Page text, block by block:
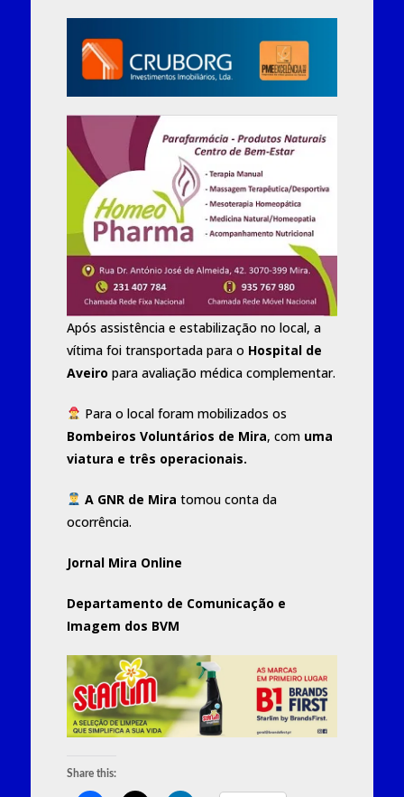
Após assistência e estabilização no local, a
vítima foi transportada para o Hospital de
Aveiro para avaliação médica complementar.
Para o local foram mobilizados os
Bombeiros Voluntários de Mira, comuma
viatura e três operacionais.
A GNRde Mira tomou conta da
ocorrência.
Jornal Mira Online
Departamento de Comunicação e
Imagem dos BVM
Share this: